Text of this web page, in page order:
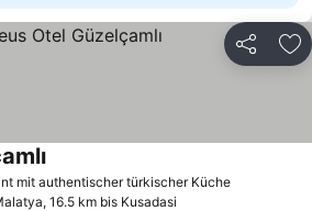
Teilen
mit authentischer türkischer KüchePreise
Preise sehen
16.5 km bis Kusadasi